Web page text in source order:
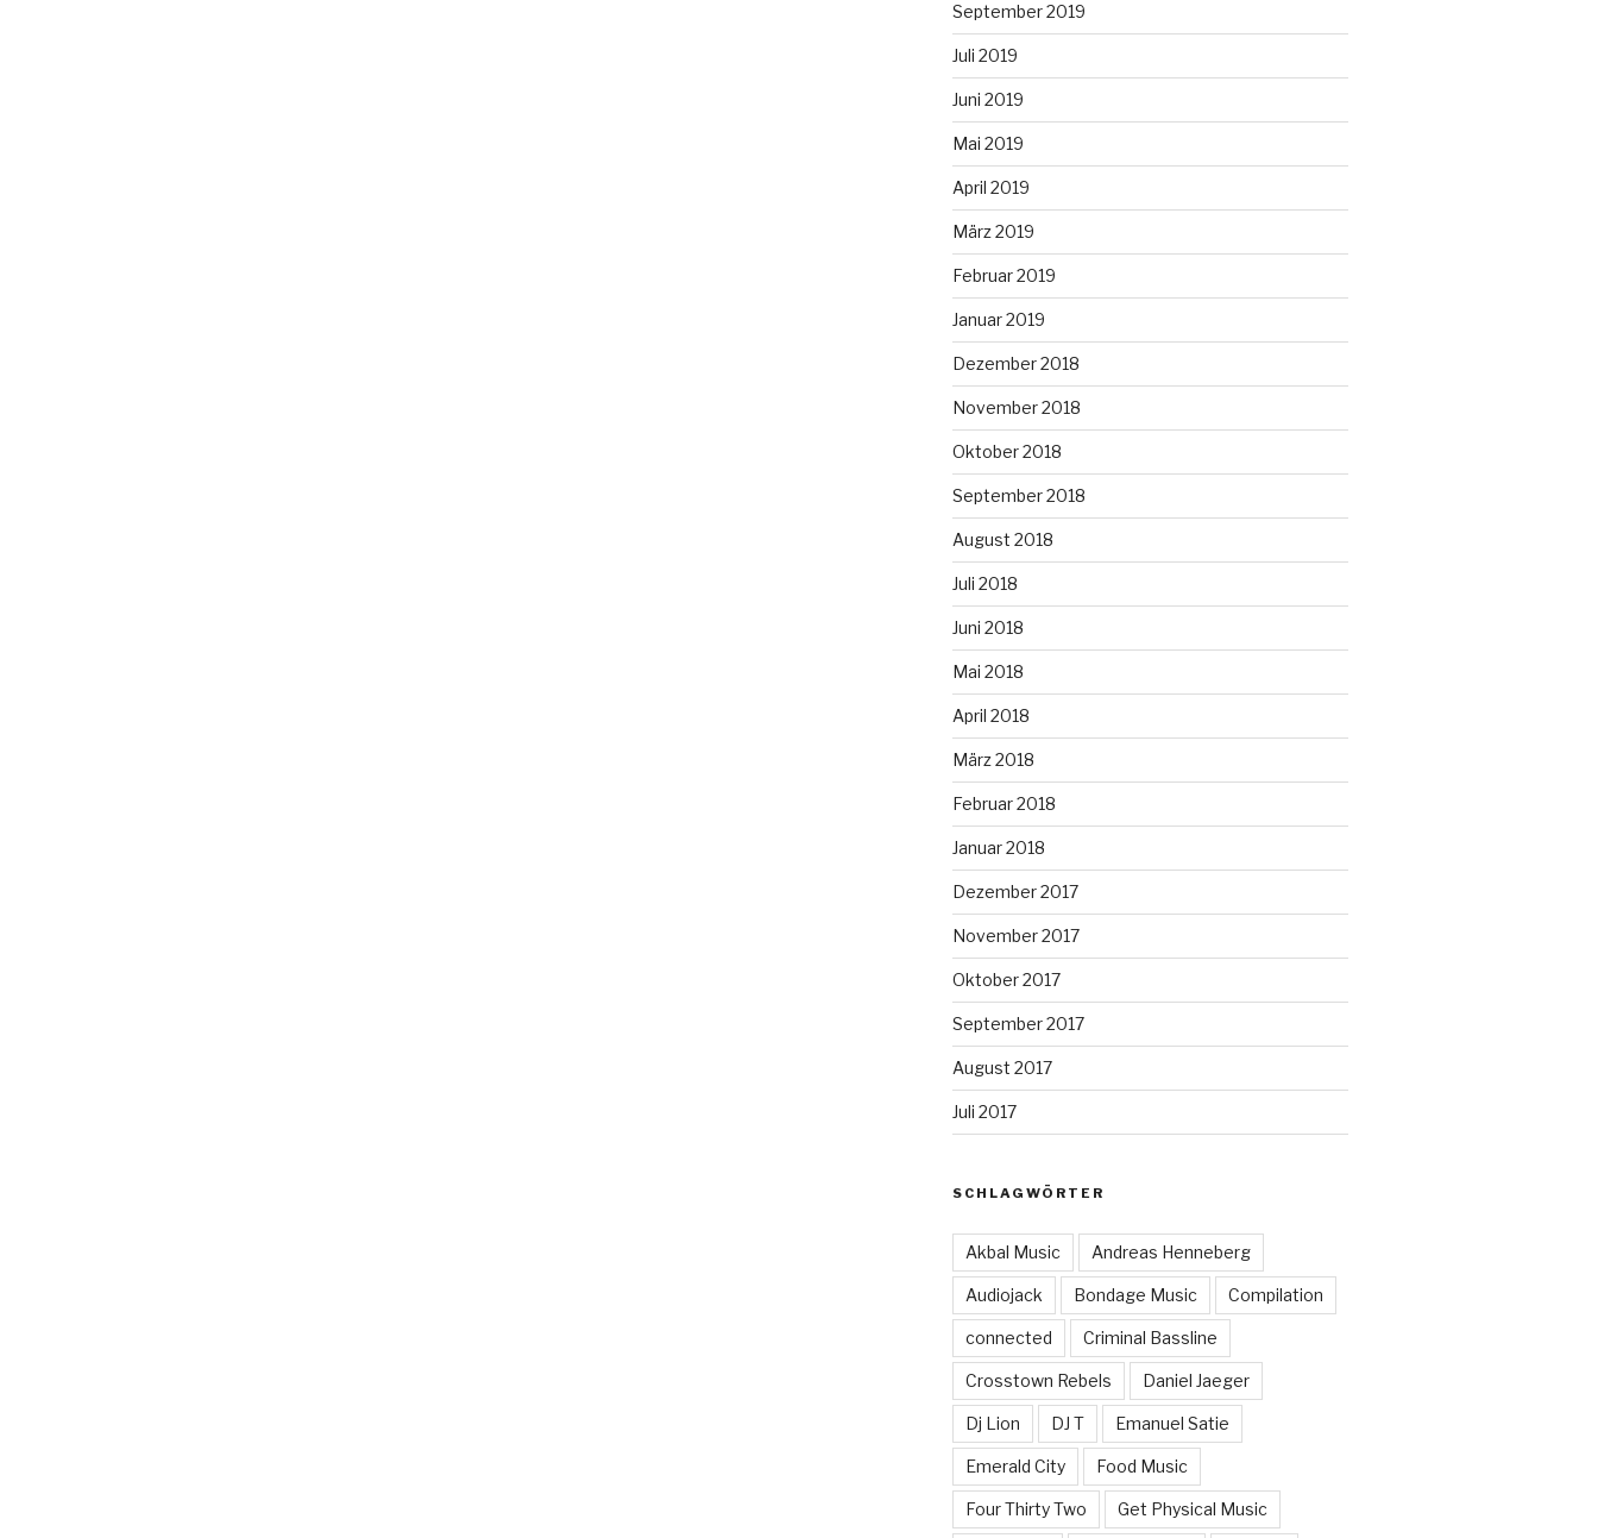
September 2019
Juli 2019
Juni 2019
Mai 2019
April 2019
März 2019
Februar 2019
Januar 2019
Dezember 2018
November 2018
Oktober 2018
September 2018
August 2018
Juli 2018
Juni 2018
Mai 2018
April 2018
März 2018
Februar 2018
Januar 2018
Dezember 2017
November 2017
Oktober 2017
September 2017
August 2017
Juli 2017
SCHLAGWÖRTER
Akbal Music Andreas Henneberg
Audiojack Bondage Music Compilation
connected Criminal Bassline
Crosstown Rebels Daniel Jaeger
Dj Lion DJ T Emanuel Satie
Emerald City Food Music
Four Thirty Two Get Physical Music